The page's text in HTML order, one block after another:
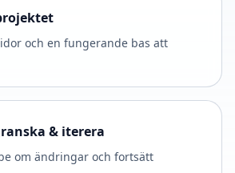
och en fungerande bas att
& iterera
om ändringar och fortsätt